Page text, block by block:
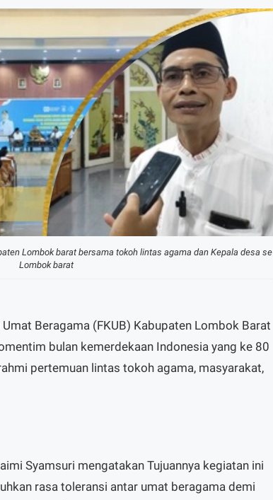
Lombok barat bersama tokoh lintas agama dan Kepala desa se
Lombok barat
Beragama (FKUB) Kabupaten Lombok Barat
bulan kemerdekaan Indonesia yang ke 80
pertemuan lintas tokoh agama, masyarakat,
Syamsuri mengatakan Tujuannya kegiatan ini
rasa toleransi antar umat beragama demi